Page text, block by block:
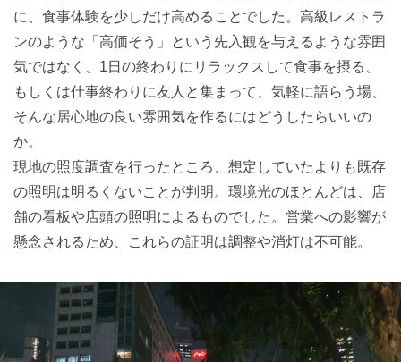
に、食事体験を少しだけ高めることでした。高級レストラ
ンのような「高価そう」という先入観を与えるような雰囲
気ではなく、1日の終わりにリラックスして食事を摂る、
もしくは仕事終わりに友人と集まって、気軽に語らう場、
そんな居心地の良い雰囲気を作るにはどうしたらいいの
か。
現地の照度調査を行ったところ、想定していたよりも既存
の照明は明るくないことが判明。環境光のほとんどは、店
舗の看板や店頭の照明によるものでした。営業への影響が
懸念されるため、これらの証明は調整や消灯は不可能。